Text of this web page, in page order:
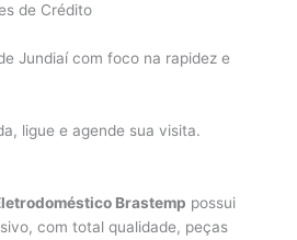
de Crédito
Jundiaí com foco na rapidez e
ligue e agende sua visita.
Brastemp possui
com total qualidade, peças